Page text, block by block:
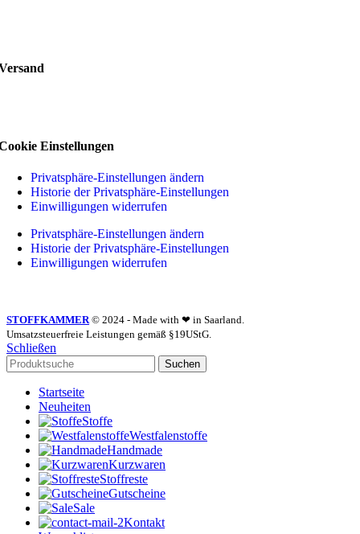
Einstellungen
Privatsphäre-Einstellungen ändern
Historie der Privatsphäre-Einstellungen
Einwilligungen widerrufen
Privatsphäre-Einstellungen ändern
Historie der Privatsphäre-Einstellungen
Einwilligungen widerrufen
STOFFKAMMER © 2024 - Made with ❤ in Saarland.
Umsatzsteuerfreie Leistungen gemäß §19UStG.
Schließen
Suchen
Startseite
Neuheiten
Stoffe
Westfalenstoffe
Handmade
Kurzwaren
Stoffreste
Gutscheine
Sale
Kontakt